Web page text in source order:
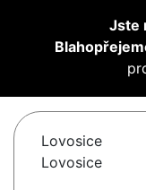
Jste
Lovosice
Lovosice